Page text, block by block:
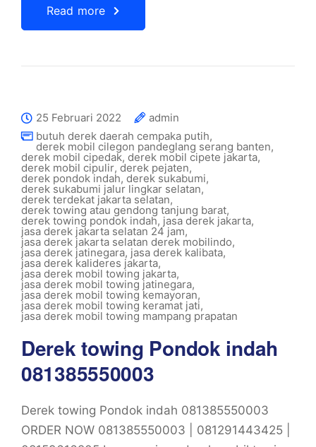
Read more
25 Februari 2022
admin
butuh derek daerah cempaka putih,
derek mobil cilegon pandeglang serang banten,
derek mobil cipedak, derek mobil cipete jakarta,
derek mobil cipulir, derek pejaten,
derek pondok indah, derek sukabumi,
derek sukabumi jalur lingkar selatan,
derek terdekat jakarta selatan,
derek towing atau gendong tanjung barat,
derek towing pondok indah, jasa derek jakarta,
jasa derek jakarta selatan 24 jam,
jasa derek jakarta selatan derek mobilindo,
jasa derek jatinegara, jasa derek kalibata,
jasa derek kalideres jakarta,
jasa derek mobil towing jakarta,
jasa derek mobil towing jatinegara,
jasa derek mobil towing kemayoran,
jasa derek mobil towing keramat jati,
jasa derek mobil towing mampang prapatan
Derek towing Pondok indah
081385550003
Derek towing Pondok indah 081385550003
ORDER NOW 081385550003 | 081291443425 |